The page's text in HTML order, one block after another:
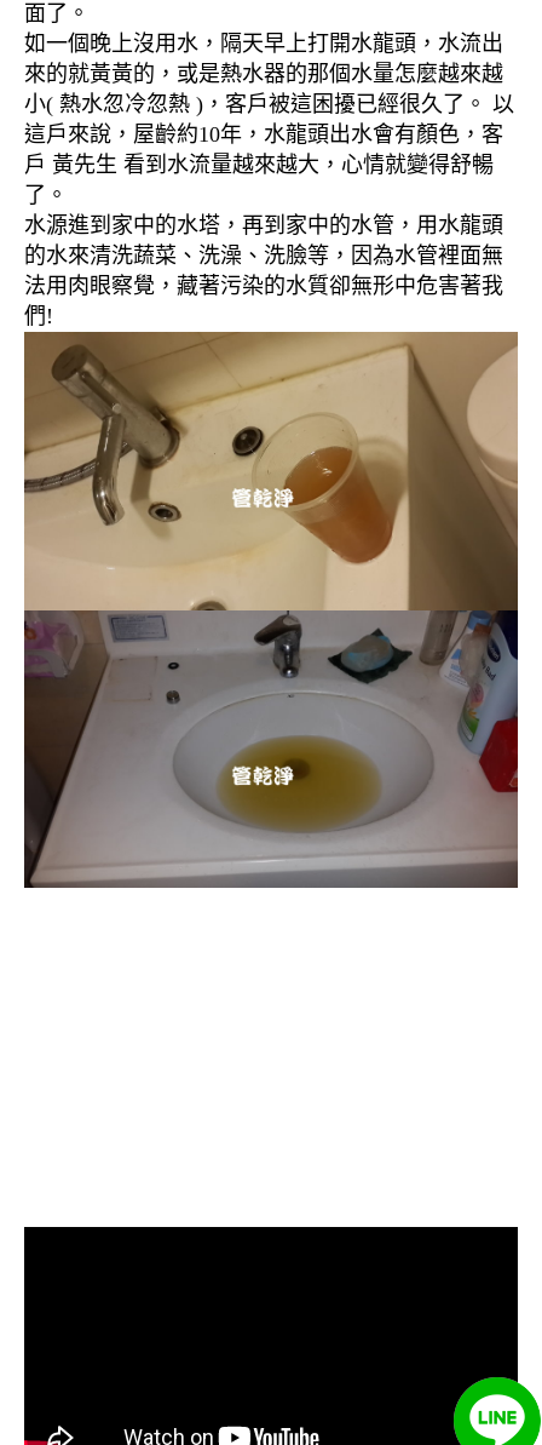
面了。
如一個晚上沒用水，隔天早上打開水龍頭，水流出
來的就黃黃的，或是熱水器的那個水量怎麼越來越
小( 熱水忽冷忽熱 )，客戶被這困擾已經很久了。 以
這戶來說，屋齡約10年，水龍頭出水會有顏色，客
戶 黃先生 看到水流量越來越大，心情就變得舒暢
了。
水源進到家中的水塔，再到家中的水管，用水龍頭
的水來清洗蔬菜、洗澡、洗臉等，因為水管裡面無
法用肉眼察覺，藏著污染的水質卻無形中危害著我
們!